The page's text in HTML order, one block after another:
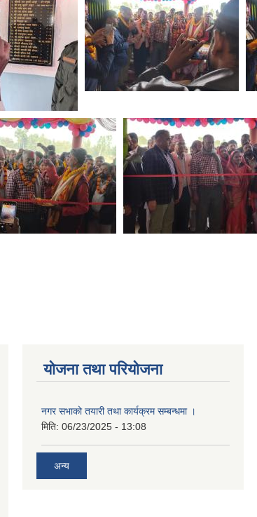
योजना तथा परियोजना
नगर सभाको तयारी तथा कार्यक्रम सम्बन्धमा ।
मिति: 06/23/2025 - 13:08
अन्य